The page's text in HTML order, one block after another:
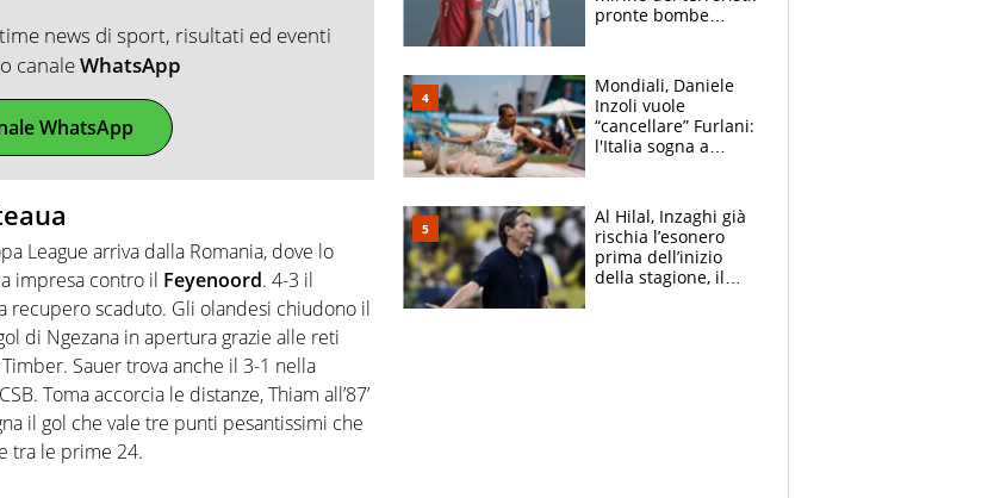
news di sport, risultati ed eventi
canaleWhatsApp
WhatsApp
League arriva dalla Romania, dove lo
impresa contro il Feyenoord. 4-3 il
recupero scaduto. Gli olandesi chiudono il
di Ngezana in apertura grazie alle reti
Sauer trova anche il 3-1 nella
Toma accorcia le distanze, Thiam all’87’
il gol che vale tre punti pesantissimi che
tra le prime 24.
pronte bombe
Mondiali, Daniele
Inzoli vuole
“cancellare” Furlani:
l'Italia sogna a
finale
Al Hilal, Inzaghi già
rischia l’esonero
prima dell’inizio
della stagione, il